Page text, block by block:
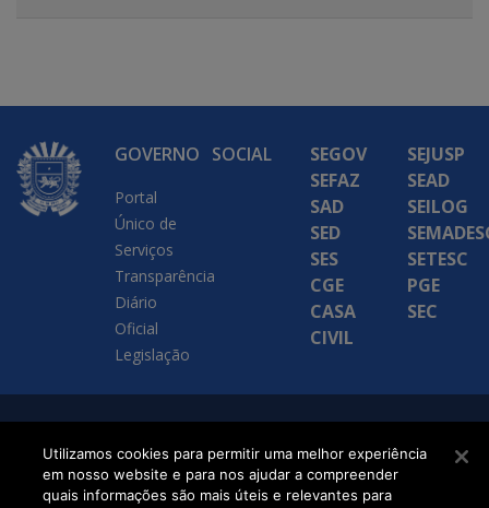
GOVERNO
Portal
Único de
Serviços
Transparência
Diário
Oficial
Legislação
SOCIAL
SEGOV
SEFAZ
SAD
SED
SES
CGE
CASA
CIVIL
SEJUSP
SEAD
SEILOG
SETESC
PGE
SEC
Executiva de
Transformação Digital
Utilizamos cookies para permitir uma melhor experiência
em nosso website e para nos ajudar a compreender
quais informações são mais úteis e relevantes para